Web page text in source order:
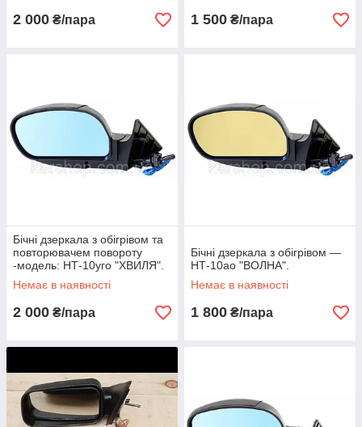
2 000 ₴/пара 1 500 ₴/пара
Бічні дзеркала з обігрівом та
повторювачем повороту
-модель: НТ-10уго "ХВИЛЯ".
Немає в наявності
2 000 ₴/пара
Бічні дзеркала з обігрівом —
НТ-10ао "ВОЛНА".
Немає в наявності
1 800 ₴/пара